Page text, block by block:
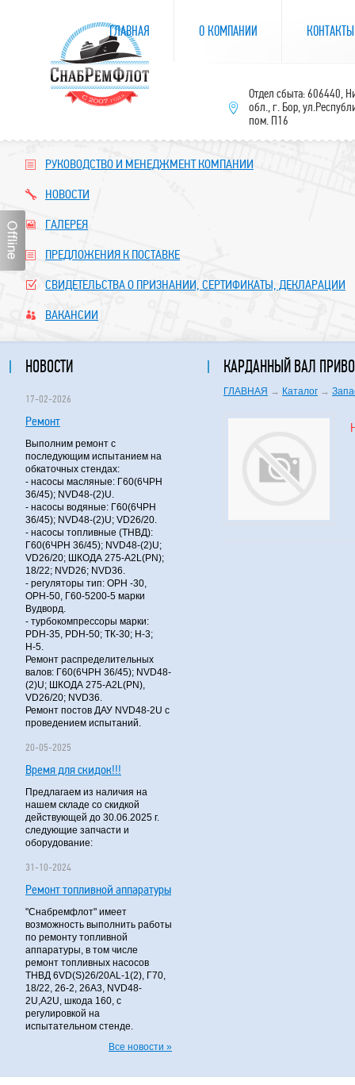
РУКОВОДСТВО И МЕНЕДЖМЕНТ КОМПАНИИ
НОВОСТИ
ГАЛЕРЕЯ
ПРЕДЛОЖЕНИЯ К ПОСТАВКЕ
СВИДЕТЕЛЬСТВА О ПРИЗНАНИИ, СЕРТИФИКАТЫ, ДЕКЛАРАЦИИ
ВАКАНСИИ
НОВОСТИ
17-02-2026
Ремонт
Выполним ремонт с
последующим испытанием на
обкаточных стендах:
- насосы масляные: Г60(6ЧРН
36/45); NVD48-(2)U.
- насосы водяные: Г60(6ЧРН
36/45); NVD48-(2)U; VD26/20.
- насосы топливные (ТНВД):
Г60(6ЧРН 36/45); NVD48-(2)U;
VD26/20; ШКОДА 275-A2L(PN);
18/22; NVD26; NVD36.
- регуляторы тип: ОРН -30,
ОРН-50, Г60-5200-5 марки
Вудворд.
- турбокомпрессоры марки:
PDH-35, PDH-50; ТК-30; Н-3;
Н-5.
Ремонт распределительных
валов: Г60(6ЧРН 36/45); NVD48-
(2)U; ШКОДА 275-A2L(PN),
VD26/20; NVD36.
Ремонт постов ДАУ NVD48-2U с
проведением испытаний.
20-05-2025
Время для скидок!!!
Предлагаем из наличия на
нашем складе со скидкой
действующей до 30.06.2025 г.
следующие запчасти и
оборудование:
31-10-2024
Ремонт топливной аппаратуры
"Снабремфлот" имеет
возможность выполнить работы
по ремонту топливной
аппаратуры, в том числе
ремонт топливных насосов
ТНВД 6VD(S)26/20AL-1(2), Г70,
18/22, 26-2, 26А3, NVD48-
2U,A2U, шкода 160, с
регулировкой на
испытательном стенде.
Все новости »
КАРДАННЫЙ ВАЛ
ГЛАВНАЯ → Каталог →
ГЛАВНАЯ О КОМПАНИИ КОНТАКТЫ
Отдел сбыта: 606440,
обл., г. Бор,
пом. П16